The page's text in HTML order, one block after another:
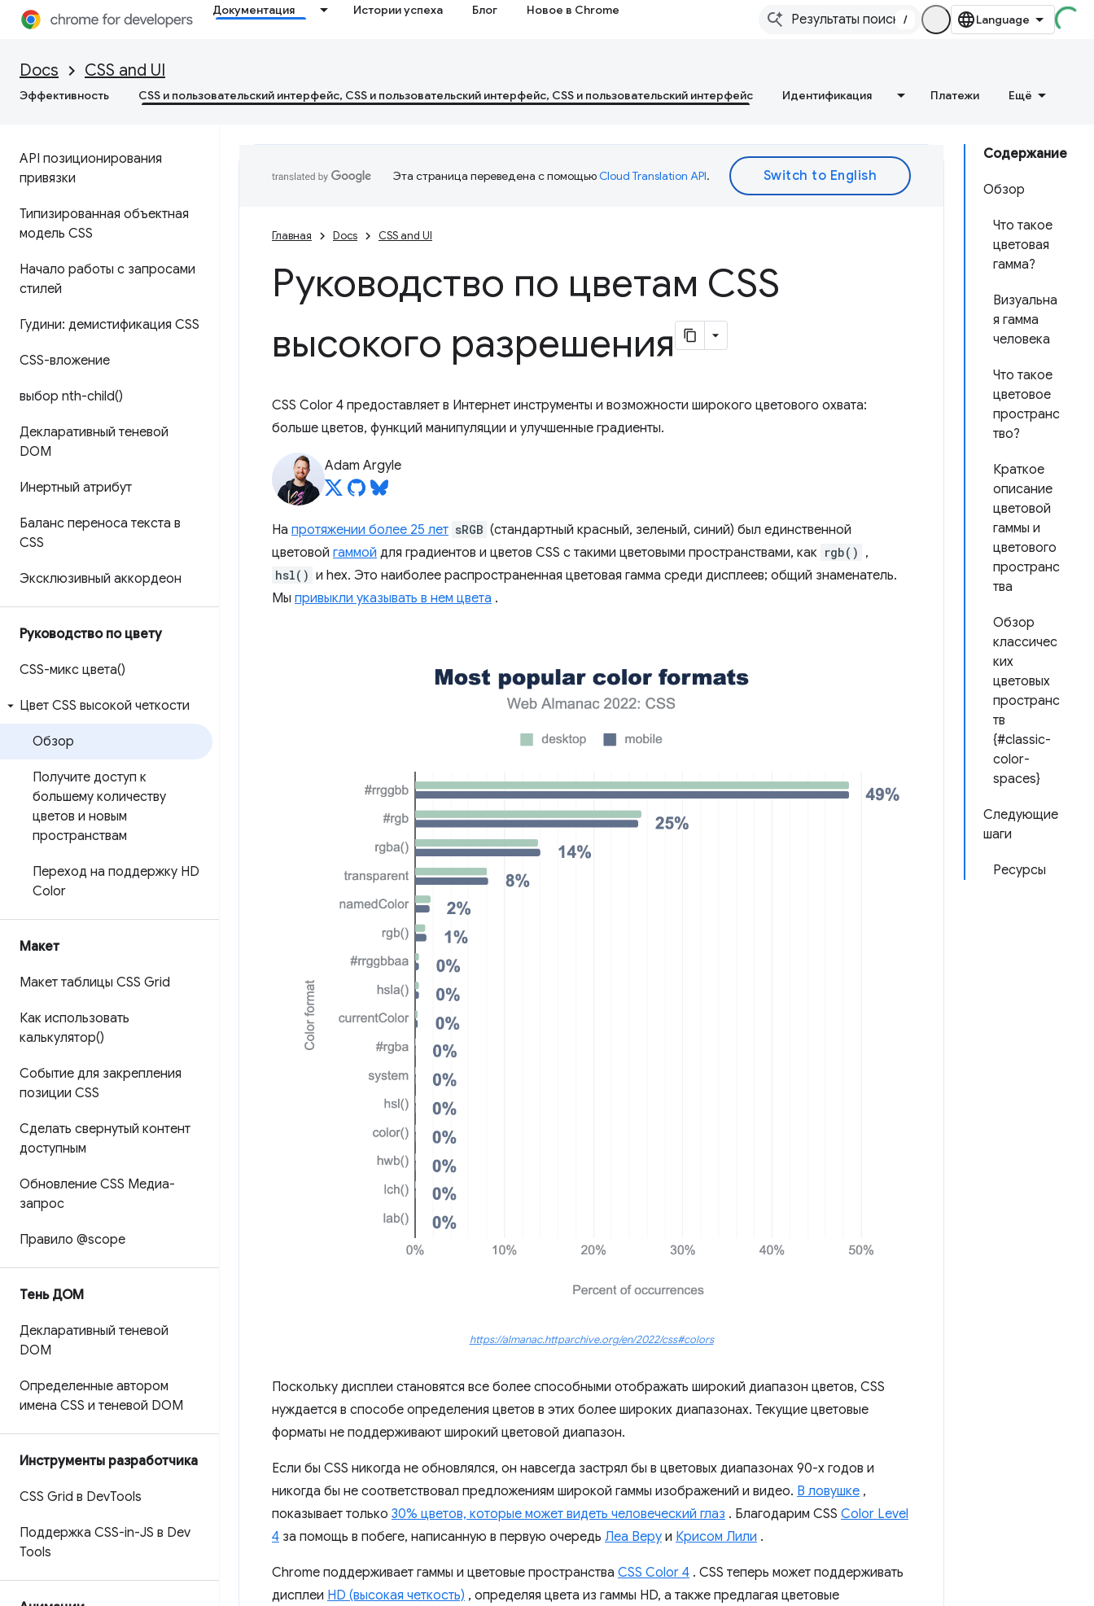
Документация Истории успеха Блог Новое в Chrome
/
Docs CSS and UI
Эффективность CSS и пользовательский интерфейс, CSS и пользовательский интерфейс, CSS и пользовательский интерфейс Идентификация Платежи Ещё
API позиционирования
привязки
Типизированная объектная
модель CSS
Начало работы с запросами
стилей
Гудини: демистификация CSS
CSS-вложение
выбор nth-child()
Декларативный теневой
DOM
Инертный атрибут
Баланс переноса текста в
CSS
Эксклюзивный аккордеон
Руководство по цвету
CSS-микс цвета()
Цвет CSS высокой четкости
Обзор
Получите доступ к
большему количеству
цветов и новым
пространствам
Переход на поддержку HD
Color
Макет
Макет таблицы CSS Grid
Как использовать
калькулятор()
Событие для закрепления
позиции CSS
Сделать свернутый контент
доступным
Обновление CSS Медиа-
запрос
Правило @scope
Тень ДОМ
Декларативный теневой
DOM
Определенные автором
имена CSS и теневой DOM
Инструменты разработчика
CSS Grid в DevTools
Поддержка CSS-in-JS в Dev
Tools
Содержание
Обзор
Что такое
цветовая
гамма?
Визуальна
я гамма
человека
Что такое
цветовое
пространс
тво?
Краткое
описание
цветовой
гаммы и
цветового
пространс
тва
Обзор
классичес
ких
цветовых
пространс
тв
{#classic-
color-
spaces}
Следующие
шаги
Ресурсы
Эта страница переведена с помощьюCloud Translation API.
Главная Docs CSS and UI
Руководство по цветам CSS
высокого разрешения
CSS Color 4 предоставляет в Интернет инструменты и возможности широкого цветового охвата:
больше цветов, функций манипуляции и улучшенные градиенты.
Adam Argyle
На протяжении более 25 лет sRGB (стандартный красный, зеленый, синий) был единственной
цветовой гаммой для градиентов и цветов CSS с такими цветовыми пространствами, как rgb() ,
hsl() и hex. Это наиболее распространенная цветовая гамма среди дисплеев; общий знаменатель.
Мы привыкли указывать в нем цвета .
https://almanac.httparchive.org/en/2022/css#colors
Поскольку дисплеи становятся все более способными отображать широкий диапазон цветов, CSS
нуждается в способе определения цветов в этих более широких диапазонах. Текущие цветовые
форматы не поддерживают широкий цветовой диапазон.
Если бы CSS никогда не обновлялся, он навсегда застрял бы в цветовых диапазонах 90-х годов и
никогда бы не соответствовал предложениям широкой гаммы изображений и видео. В ловушке ,
показывает только 30% цветов, которые может видеть человеческий глаз . Благодарим CSS Color Level
4 за помощь в побеге, написанную в первую очередь Леа Веру и Крисом Лили .
Chrome поддерживает гаммы и цветовые пространства CSS Color 4 . CSS теперь может поддерживать
дисплеи HD (высокая четкость) , определяя цвета из гаммы HD, а также предлагая цветовые